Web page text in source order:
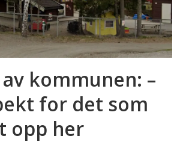
kommunen: –
for det som
opp her